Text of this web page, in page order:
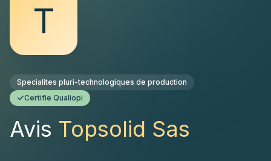
T
Specialites pluri-technologiques de production
Certifie Qualiopi
Avis Topsolid Sas